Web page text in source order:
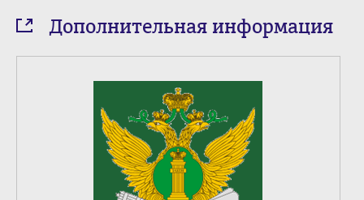
Дополнительная информация